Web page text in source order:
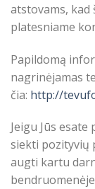
atstovams,
platesniame
Papildomą
nagrinėjamas
čia: http://
Jeigu Jūs
siekti pozityvių
augti kartu